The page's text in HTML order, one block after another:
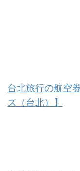
台北旅行の航空
ス（台北）】